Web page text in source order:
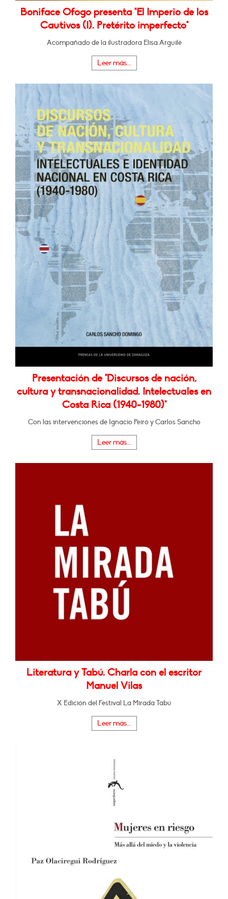
Boniface Ofogo presenta "El Imperio de los
Cautivos (I). Pretérito imperfecto"
Acompañado de la ilustradora Elisa Arguilé
Leer más...
Presentación de "Discursos de nación,
cultura y transnacionalidad. Intelectuales en
Costa Rica (1940-1980)"
Con las intervenciones de Ignacio Peiró y Carlos Sancho
Leer más...
Literatura y Tabú. Charla con el escritor
Manuel Vilas
X Edición del Festival La Mirada Tabú
Leer más...